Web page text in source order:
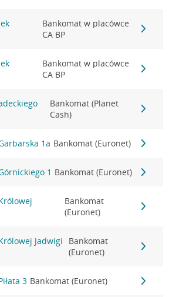
Bankomat w placówce
CA BP
Bankomat w placówce
CA BP
Bankomat (Planet
Cash)
1a Bankomat (Euronet)
1 Bankomat (Euronet)
Bankomat
(Euronet)
Jadwigi
Bankomat
(Euronet)
3 Bankomat (Euronet)